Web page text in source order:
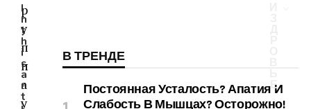
Е
р
у
п
п
а
у
I
n
t
h
i
s
a
r
t
В ТРЕНДЕ
Постоянная Усталость? Апатия И
Слабость В Мышцах? Осторожно!